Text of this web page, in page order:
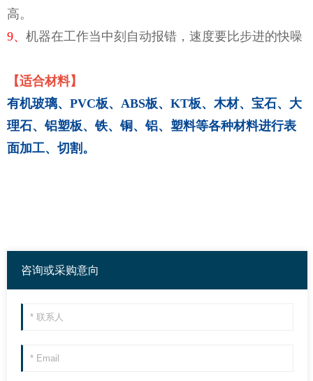
高。
9、 机器在工作当中刻自动报错，速度要比步进的快噪
【适合材料】
有机玻璃、 PVC板、 ABS板、 KT板、木材、宝石、大
理石、铝塑板、铁、铜、铝、塑料等各种材料进行表
面加工、切割。
咨询或采购意向